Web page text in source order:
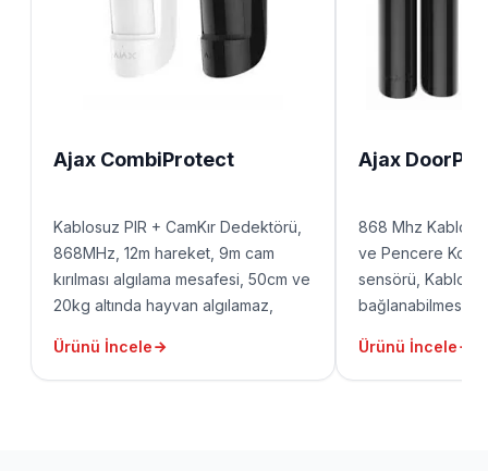
Ajax CombiProtect
Kablosuz PIR + CamKır Dedektörü,
868MHz, 12m hareket, 9m cam
kırılması algılama mesafesi, 50cm ve
20kg altında hayvan algılamaz,
açık alan sinyal menzili, 5 yıla kadar
pil ömrü, (pil dahil değildir)
Ürünü İncele
Ajax
868 Mhz
ve Pencere
sensörü, Kablolu
bağlanabilmesi
7 yıla kadar pil
değildir). Küçük
Ürünü İncele